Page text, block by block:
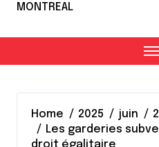
MONTREAL
Home 2025 juin
Les garderies
droit égalitaire